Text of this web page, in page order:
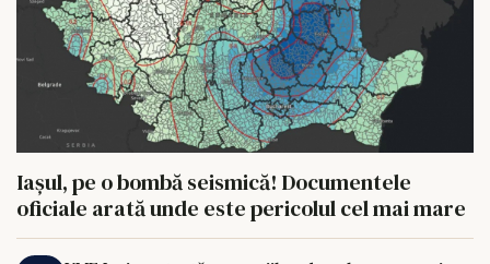
Iașul, pe o bombă seismică! Documentele
oficiale arată unde este pericolul cel mai mare